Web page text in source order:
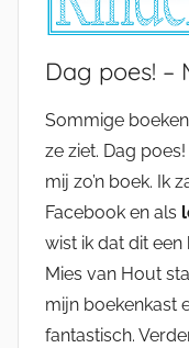
Dag poes! –
Sommige
ze ziet. Dag
mij zo’n boek. Ik
Facebook en als
wist ik dat dit
Mies van Hout
mijn boekenkast
fantastisch.